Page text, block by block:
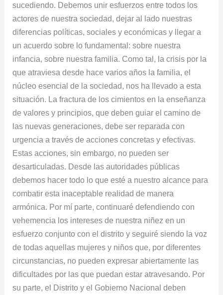
sucediendo. Debemos unir esfuerzos entre todos los
actores de nuestra sociedad, dejar al lado nuestras
diferencias políticas, sociales y económicas y llegar a
un acuerdo sobre lo fundamental: sobre nuestra
infancia, sobre nuestra familia. Como tal, la crisis por la
que atraviesa desde hace varios años la familia, el
núcleo esencial de la sociedad, nos ha llevado a esta
situación. La fractura de los cimientos en la enseñanza
de valores y principios, que deben guiar el camino de
las nuevas generaciones, debe ser reparada con
urgencia a través de acciones concretas y efectivas.
Estas acciones, sin embargo, no pueden ser
desarticuladas. Desde las autoridades públicas
debemos hacer todo lo que esté a nuestro alcance para
combatir esta inaceptable realidad de manera
armónica. Por mí parte, continuaré defendiendo con
vehemencia los intereses de nuestra niñez en un
esfuerzo conjunto con el distrito y seguiré siendo la voz
de todas aquellas mujeres y niños que, por diferentes
circunstancias, no pueden expresar abiertamente las
dificultades por las que puedan estar atravesando. Por
su parte, el Distrito y el Gobierno Nacional deben